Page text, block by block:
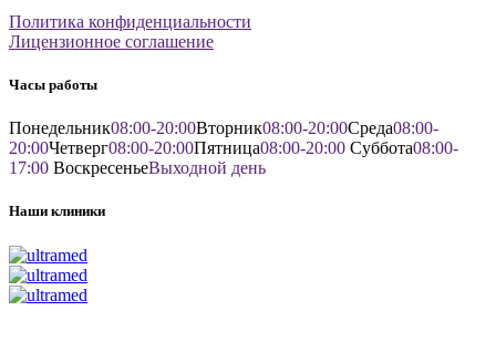
Политика конфиденциальности
Лицензионное соглашение
Часы работы
Понедельник08:00-20:00Вторник08:00-20:00Среда08:00-
20:00Четверг08:00-20:00Пятница08:00-20:00 Суббота08:00-
17:00 ВоскресеньеВыходной день
Наши клиники